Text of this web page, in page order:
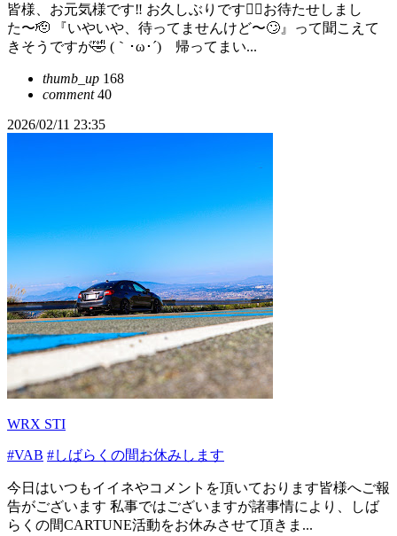
皆様、お元気様です‼️ お久しぶりです🙇‍♂お待たせしまし
た〜🫡 『いやいや、待ってませんけど〜🙄』って聞こえて
きそうですが🤣 (｀･ω･´)ゞ帰ってまい...
thumb_up 168
comment40
2026/02/11 23:35
WRX STI
#VAB #しばらくの間お休みします
今日はいつもイイネやコメントを頂いております皆様へご報
告がございます 私事ではございますが諸事情により、しば
らくの間CARTUNE活動をお休みさせて頂きま...